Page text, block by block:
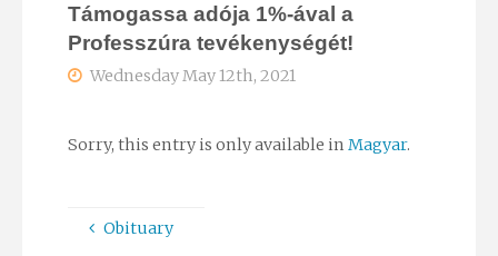
Támogassa adója 1%-ával a
Professzúra tevékenységét!
Wednesday May 12th, 2021
Sorry, this entry is only available in Magyar.
Obituary